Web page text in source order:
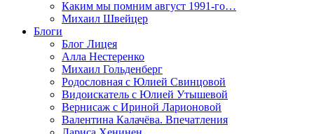
Каким мы помним август 1991-го…
Михаил Швейцер
Блоги
Блог Лицея
Алла Нестеренко
Михаил Гольденберг
Родословная с Юлией Свинцовой
Видоискатель с Юлией Утышевой
Вернисаж с Ириной Ларионовой
Валентина Калачёва. Впечатления